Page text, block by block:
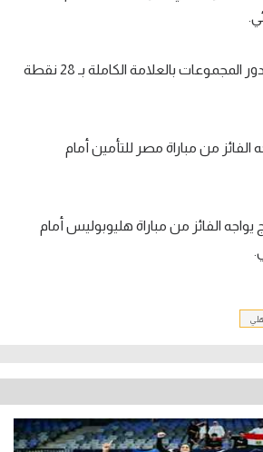
وكان الأهلي قد تصدر دور المجموعات بالعلامة الكاملة بـ 28 نقطة
الفائز من مباراة مصر للتأمين أمام
يواجه الفائز من مباراة هليوبوليس أمام